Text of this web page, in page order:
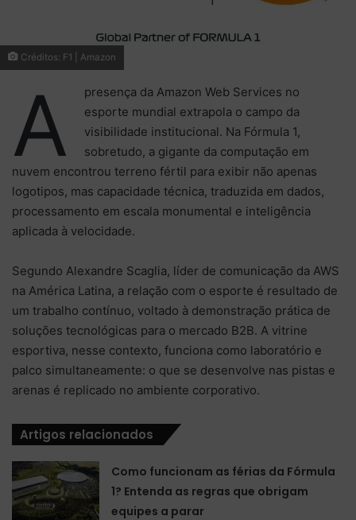
Créditos: F1 | Amazon
A presença da Amazon Web Services no
esporte mundial extrapola o campo da
visibilidade institucional. Na Fórmula 1,
sobretudo, a gigante da computação em
nuvem encontrou terreno fértil para exibir não apenas
logotipos, mas capacidade técnica, traduzida em dados,
processamento em escala monumental e inteligência
aplicada à velocidade.
Segundo Alexandre Scaglia, líder de comunicação da AWS
na América Latina, a relação com o esporte é resultado de
um trabalho contínuo, voltado à demonstração prática de
soluções tecnológicas para o mercado B2B. A vitrine
esportiva, nesse contexto, funciona como laboratório e
palco simultaneamente: o que se desenvolve nas pistas e
arenas é replicado no ambiente corporativo.
Artigos relacionados
Como funcionam as férias da Fórmula
1? Entenda as regras que obrigam
equipes a parar